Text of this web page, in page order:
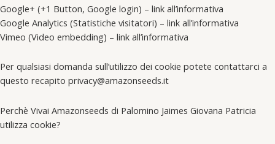
Google+ (+1 Button, Google login) – link all’informativa
Google Analytics (Statistiche visitatori) – link all’informativa
Vimeo (Video embedding) – link all’informativa
Per qualsiasi domanda sull’utilizzo dei cookie potete contattarci a
questo recapito privacy@amazonseeds.it
Perchè Vivai Amazonseeds di Palomino Jaimes Giovana Patricia
utilizza cookie?